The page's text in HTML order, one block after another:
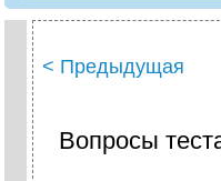
< Предыдущая
Вопросы